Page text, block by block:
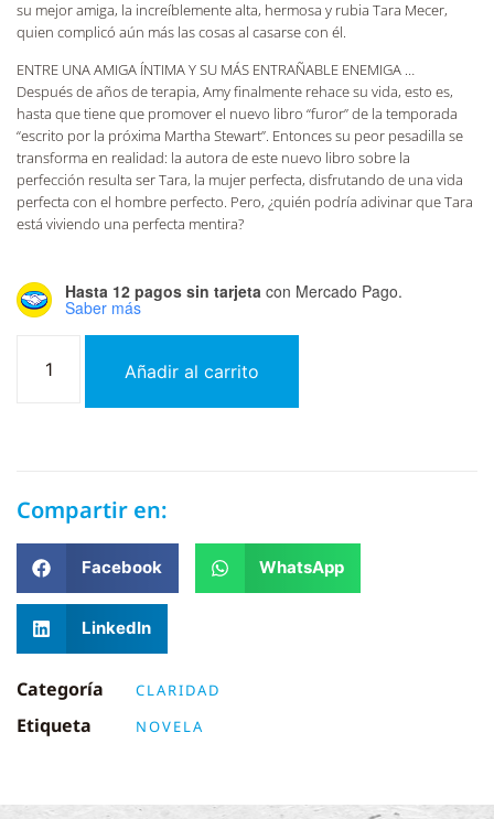
su mejor amiga, la increíblemente alta, hermosa y rubia Tara Mecer,
quien complicó aún más las cosas al casarse con él.
ENTRE UNA AMIGA ÍNTIMA Y SU MÁS ENTRAÑABLE ENEMIGA …
Después de años de terapia, Amy finalmente rehace su vida, esto es,
hasta que tiene que promover el nuevo libro “furor” de la temporada
“escrito por la próxima Martha Stewart”. Entonces su peor pesadilla se
transforma en realidad: la autora de este nuevo libro sobre la
perfección resulta ser Tara, la mujer perfecta, disfrutando de una vida
perfecta con el hombre perfecto. Pero, ¿quién podría adivinar que Tara
está viviendo una perfecta mentira?
Hasta 12 pagos sin tarjeta con Mercado Pago.
Saber más
Añadir al carrito
Compartir en:
Facebook WhatsApp
LinkedIn
Categoría CLARIDAD
Etiqueta NOVELA